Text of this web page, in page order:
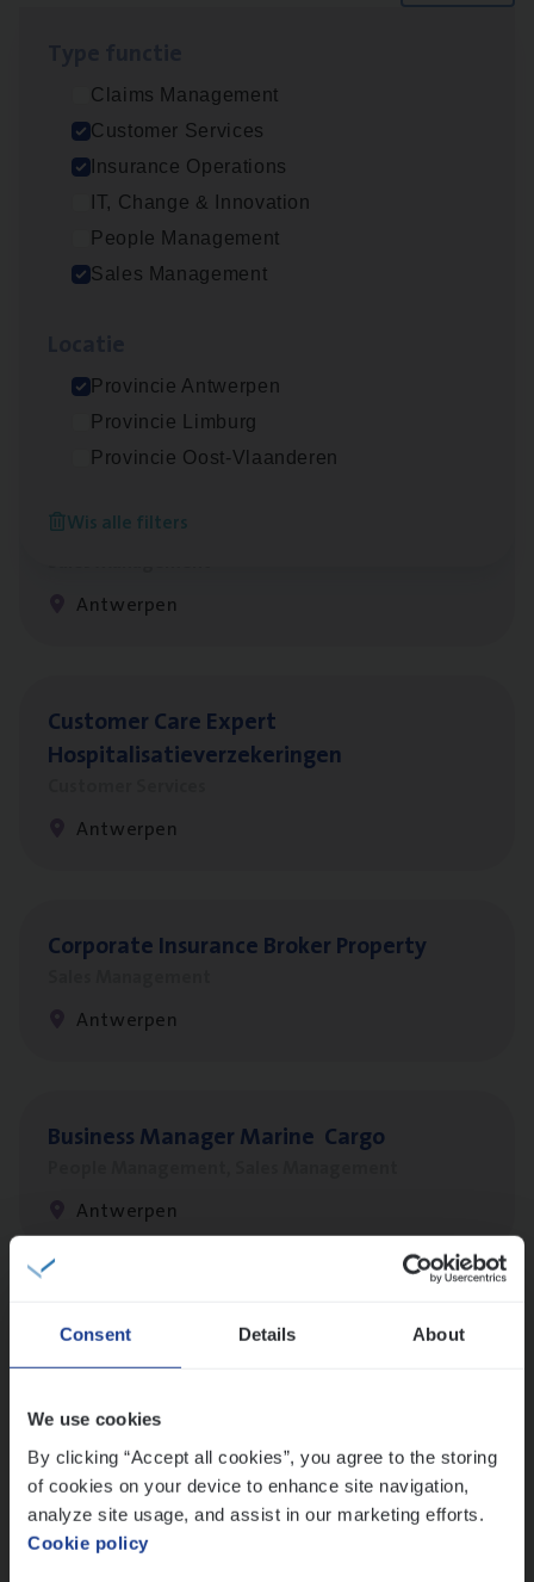
Consent Details About
We use cookies
By clicking “Accept all cookies”, you agree to the storing
of cookies on your device to enhance site navigation,
analyze site usage, and assist in our marketing efforts.
Cookie policy
Claims Management
Customer Services
Insurance Operations
IT, Change & Innovation
People Management
Sales Management
Provincie Antwerpen
Provincie Limburg
Provincie Oost-Vlaanderen
Wis alle filters
Dos­sier­be­heer­der ver­ze­ke­rin­gen — Soci­al
Pro­fit en Public
Insurance Operations
Antwerpen
Insurance Operations
Beveren
Insu­ran­ce Bro­ker
Antwerpen
Cus­to­mer Care Expert
Hospitalisatieverzekeringen
Antwerpen
Cor­po­ra­te Insu­ran­ce Bro­ker Property
Antwerpen
Busi­ness Mana­ger Mari­ne Cargo
Antwerpen
Client Exe­cu­ti­ve Marine
Dos­sier­be­heer­der Pro­per­ty verzekeringen
Insurance Operations